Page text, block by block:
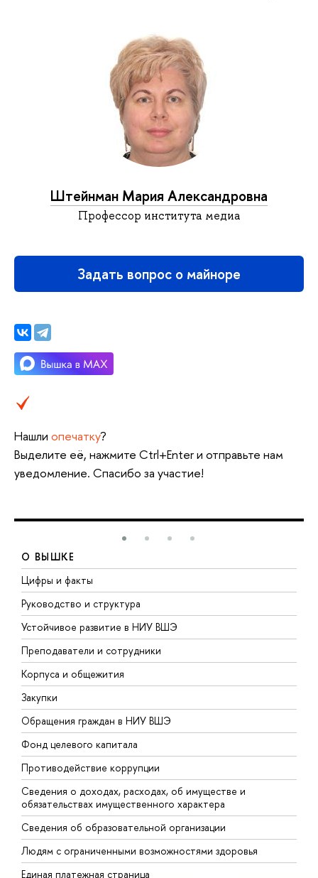
Штейнман Мария Александровна
Профессор института медиа
Задать вопрос о майноре
Нашли опечатку?
Выделите её, нажмите Ctrl+Enter и отправьте нам
уведомление. Спасибо за участие!
О ВЫШКЕ
Цифры и факты
Руководство и структура
Устойчивое развитие в НИУ ВШЭ
Преподаватели и сотрудники
Корпуса и общежития
Закупки
Обращения граждан в НИУ ВШЭ
Фонд целевого капитала
Противодействие коррупции
Сведения о доходах, расходах, об имуществе и
обязательствах имущественного характера
Сведения об образовательной организации
Людям с ограниченными возможностями здоровья
Единая платежная страница